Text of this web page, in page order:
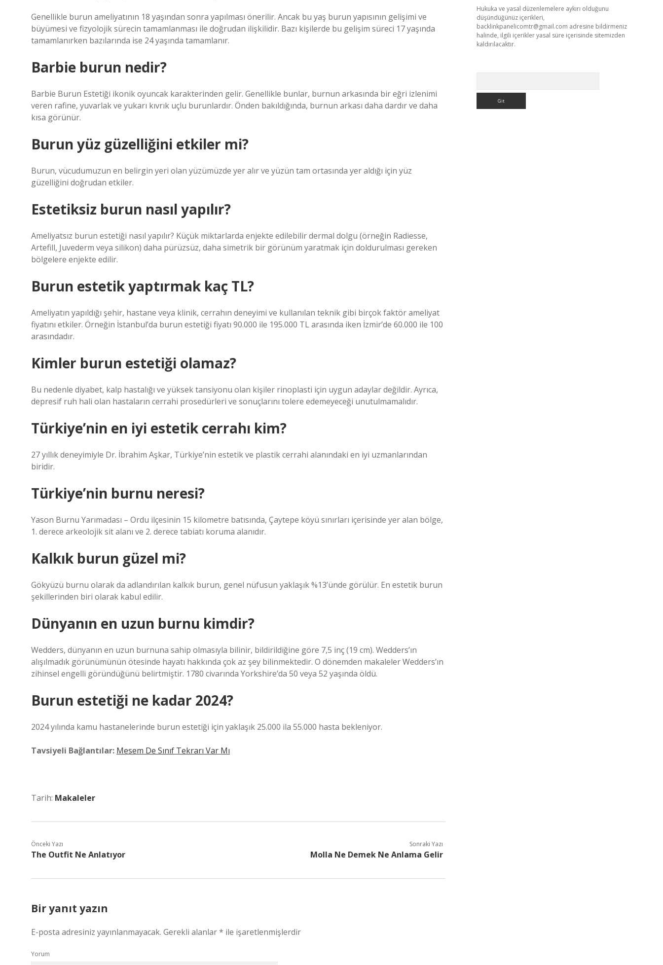
Genellikle burun ameliyatının 18 yaşından sonra yapılması önerilir. Ancak bu yaş burun yapısının gelişimi ve
büyümesi ve fizyolojik sürecin tamamlanması ile doğrudan ilişkilidir. Bazı kişilerde bu gelişim süreci 17 yaşında
tamamlanırken bazılarında ise 24 yaşında tamamlanır.
Barbie burun nedir?
Barbie Burun Estetiği ikonik oyuncak karakterinden gelir. Genellikle bunlar, burnun arkasında bir eğri izlenimi
veren rafine, yuvarlak ve yukarı kıvrık uçlu burunlardır. Önden bakıldığında, burnun arkası daha dardır ve daha
kısa görünür.
Burun yüz güzelliğini etkiler mi?
Burun, vücudumuzun en belirgin yeri olan yüzümüzde yer alır ve yüzün tam ortasında yer aldığı için yüz
güzelliğini doğrudan etkiler.
Estetiksiz burun nasıl yapılır?
Ameliyatsız burun estetiği nasıl yapılır? Küçük miktarlarda enjekte edilebilir dermal dolgu (örneğin Radiesse,
Artefill, Juvederm veya silikon) daha pürüzsüz, daha simetrik bir görünüm yaratmak için doldurulması gereken
bölgelere enjekte edilir.
Burun estetik yaptırmak kaç TL?
Ameliyatın yapıldığı şehir, hastane veya klinik, cerrahın deneyimi ve kullanılan teknik gibi birçok faktör ameliyat
fiyatını etkiler. Örneğin İstanbul’da burun estetiği fiyatı 90.000 ile 195.000 TL arasında iken İzmir’de 60.000 ile 100
arasındadır.
Kimler burun estetiği olamaz?
Bu nedenle diyabet, kalp hastalığı ve yüksek tansiyonu olan kişiler rinoplasti için uygun adaylar değildir. Ayrıca,
depresif ruh hali olan hastaların cerrahi prosedürleri ve sonuçlarını tolere edemeyeceği unutulmamalıdır.
Türkiye’nin en iyi estetik cerrahı kim?
27 yıllık deneyimiyle Dr. İbrahim Aşkar, Türkiye’nin estetik ve plastik cerrahi alanındaki en iyi uzmanlarından
biridir.
Türkiye’nin burnu neresi?
Yason Burnu Yarımadası – Ordu ilçesinin 15 kilometre batısında, Çaytepe köyü sınırları içerisinde yer alan bölge,
1. derece arkeolojik sit alanı ve 2. derece tabiatı koruma alanıdır.
Kalkık burun güzel mi?
Gökyüzü burnu olarak da adlandırılan kalkık burun, genel nüfusun yaklaşık %13’ünde görülür. En estetik burun
şekillerinden biri olarak kabul edilir.
Dünyanın en uzun burnu kimdir?
Wedders, dünyanın en uzun burnuna sahip olmasıyla bilinir, bildirildiğine göre 7,5 inç (19 cm). Wedders’ın
alışılmadık görünümünün ötesinde hayatı hakkında çok az şey bilinmektedir. O dönemden makaleler Wedders’ın
zihinsel engelli göründüğünü belirtmiştir. 1780 civarında Yorkshire’da 50 veya 52 yaşında öldü.
Burun estetiği ne kadar 2024?
2024 yılında kamu hastanelerinde burun estetiği için yaklaşık 25.000 ila 55.000 hasta bekleniyor.
Tavsiyeli Bağlantılar: Mesem De Sınıf Tekrarı Var Mı
Tarih: Makaleler
Önceki Yazı
The Outfit Ne Anlatıyor
Sonraki Yazı
Molla Ne Demek Ne Anlama Gelir
Bir yanıt yazın
E-posta adresiniz yayınlanmayacak. Gerekli alanlar* ile işaretlenmişlerdir
Yorum
Hukuka ve yasal düzenlemelere aykırı olduğunu
düşündüğünüz içerikleri,
backlinkpanelicomtr@gmail.com adresine bildirmeniz
halinde, ilgili içerikler yasal süre içerisinde sitemizden
kaldırılacaktır.